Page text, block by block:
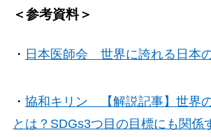
＜参考資料＞
・ 日本医師会 世界に誇れる日本
・ 協和キリン 【解説記事】世界
とは？SDGs3つ目の目標にも関係